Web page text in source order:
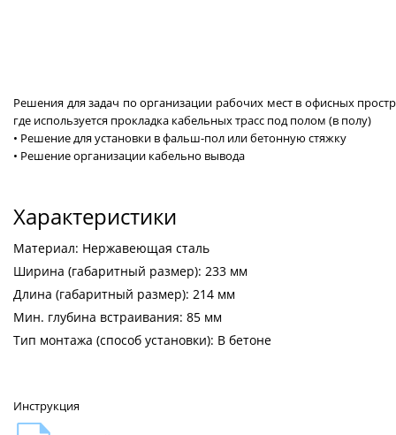
Решения для задач по организации рабочих мест в офисных
где используется прокладка кабельных трасс под полом (в полу)
• Pешение для установки в фальш-пол или бетонную стяжку
• Решение организации кабельно вывода
Характеристики
Материал: Нержавеющая сталь
Ширина (габаритный размер): 233 мм
Длина (габаритный размер): 214 мм
Мин. глубина встраивания: 85 мм
Тип монтажа (способ установки): В бетоне
Инструкция